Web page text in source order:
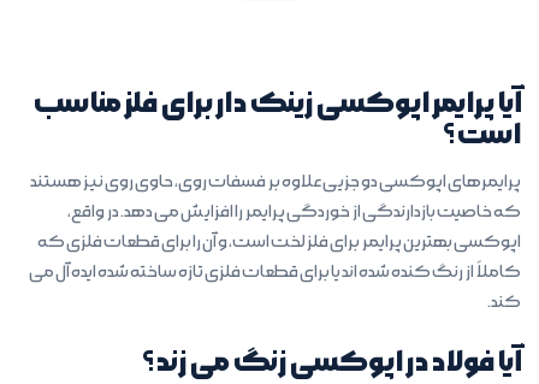
آیا پرایمر اپوکسی زینک دار برای فلز مناسب
است؟
پرایمرهای اپوکسی دو جزیی علاوه بر فسفات روی، حاوی روی نیز هستند
که خاصیت بازدارندگی از خوردگی پرایمر را افزایش می دهد. در واقع،
اپوکسی بهترین پرایمر برای فلز لخت است، و آن را برای قطعات فلزی که
کاملاً از رنگ کنده شده اند یا برای قطعات فلزی تازه ساخته شده ایده آل می
کند.
آیا فولاد در اپوکسی زنگ می زند؟